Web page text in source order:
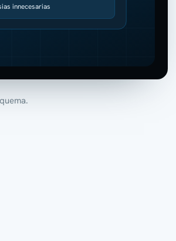
innecesarias